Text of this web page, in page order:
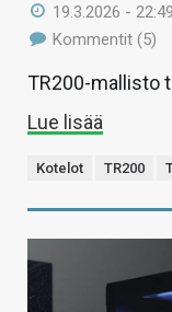
19.3.2026 - 22:49
Kommentit (5)
TR200-mallisto
Lue lisää
Kotelot TR200